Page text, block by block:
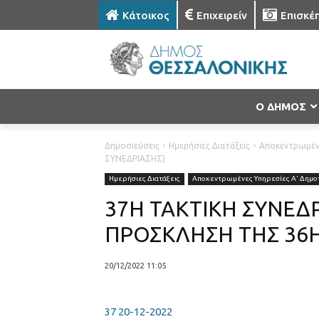
Κάτοικος Επιχειρείν
Ο ΔΗΜΟΣ
Δημοσιεύσεις Ημερήσιες Διατάξεις
ΣΥΝΕΔΡΙΑΣΗΣ)
Ημερήσιες Διατάξεις Αποκεντρωμένες Υπηρεσίες Α'
37Η ΤΑΚΤΙΚΗ
ΠΡΟΣΚΛΗΣΗ ΤΗΣ
20/12/2022 11:05
37 20-12-2022